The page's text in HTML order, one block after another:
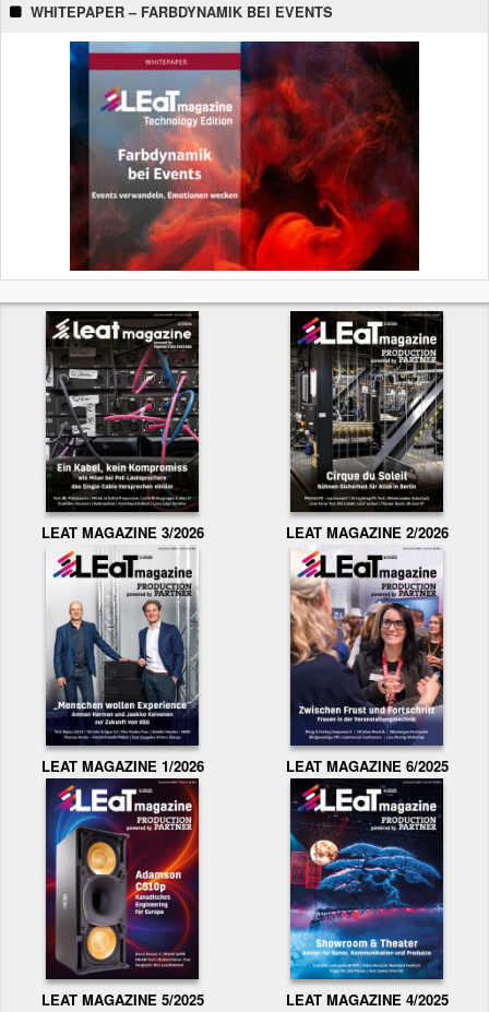
WHITEPAPER – FARBDYNAMIK BEI EVENTS
LEAT MAGAZINE 3/2026 LEAT MAGAZINE 2/2026
LEAT MAGAZINE 1/2026 LEAT MAGAZINE 6/2025
LEAT MAGAZINE 5/2025 LEAT MAGAZINE 4/2025